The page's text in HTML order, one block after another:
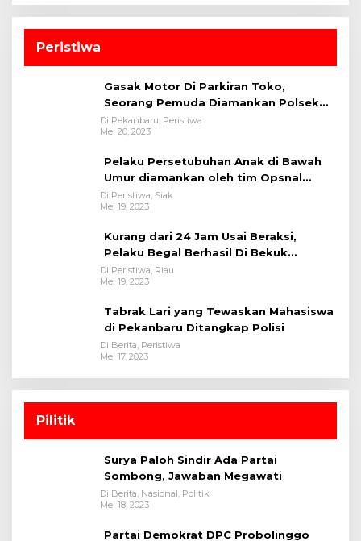
Peristiwa
Gasak Motor Di Parkiran Toko,
Seorang Pemuda Diamankan Polsek
Bukit Raya
Di Pekanbaru, Peristiwa
Mei 20, 2023
Pelaku Persetubuhan Anak di Bawah
Umur diamankan oleh tim Opsnal
Polsek Tualang-Polres Siak-Polda Riau
Di Peristiwa, Siak
Mei 19, 2023
Kurang dari 24 Jam Usai Beraksi,
Pelaku Begal Berhasil Di Bekuk
Satreskrim Polres Kuansing
Di Peristiwa, Riau
Mei 19, 2023
Tabrak Lari yang Tewaskan Mahasiswa
di Pekanbaru Ditangkap Polisi
Di Berita, Peristiwa
Mei 17, 2023
Pilitik
Surya Paloh Sindir Ada Partai
Sombong, Jawaban Megawati
Di Berita, Nasional, Politik
Mei 18, 2023
Partai Demokrat DPC Probolinggo